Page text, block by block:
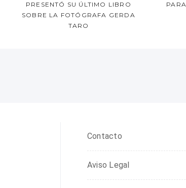
PRESENTÓ SU ÚLTIMO LIBRO
SOBRE LA FOTÓGRAFA GERDA
TARO
Contacto
Aviso Legal